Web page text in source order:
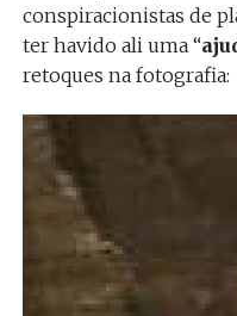
conspiracionistas de
ter havido ali uma “
retoques na fotografia: